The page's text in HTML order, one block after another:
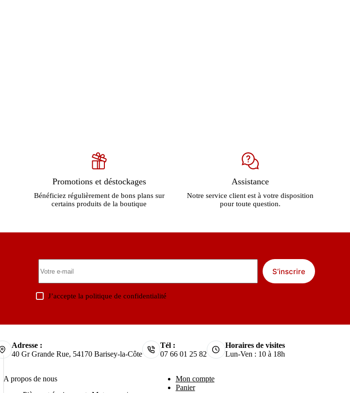
Promotions et déstockages
Bénéficiez régulièrement de bons plans sur
certains produits de la boutique
Assistance
Notre service client est à votre disposition
pour toute question.
S’inscrire
J’accepte lapolitique de confidentialité
Adresse :
40 Gr Grande Rue, 54170 Barisey-la-Côte
Tél :
07 66 01 25 82
Horaires de visites
Lun-Ven : 10 à 18h
A propos de nous
Mon compte
Panier